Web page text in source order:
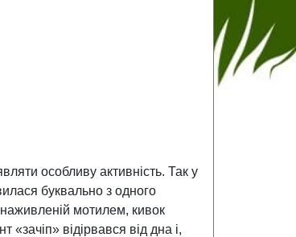
особливу активність. Так у
буквально з одного
мотилем, кивок
відірвався від дна і,